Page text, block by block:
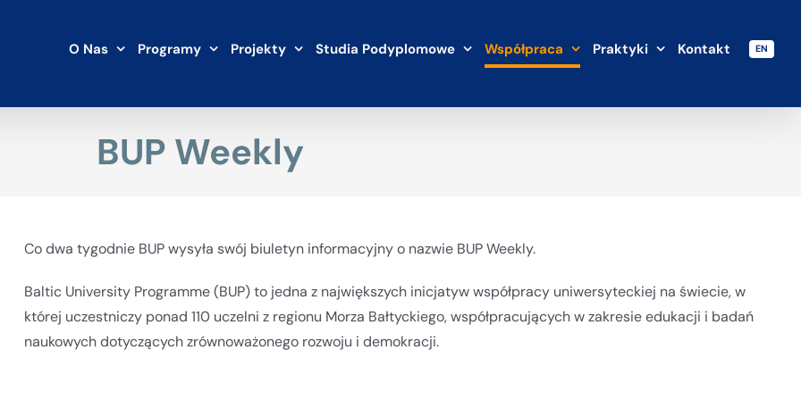
O Nas Programy Projekty Studia Podyplomowe Współpraca Praktyki Kontakt EN
BUP Weekly
Co dwa tygodnie BUP wysyła swój biuletyn informacyjny o nazwie BUP Weekly.
Baltic University Programme (BUP) to jedna z największych inicjatyw współpracy uniwersyteckiej na świecie, w
której uczestniczy ponad 110 uczelni z regionu Morza Bałtyckiego, współpracujących w zakresie edukacji i badań
naukowych dotyczących zrównoważonego rozwoju i demokracji.